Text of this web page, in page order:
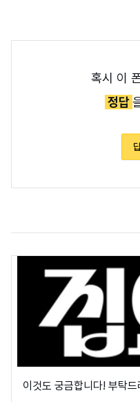
혹시 이
정답
이것도 궁금합니다! 부탁드